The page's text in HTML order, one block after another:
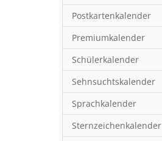
Postkartenkalender
Premiumkalender
Schülerkalender
Sehnsuchtskalender
Sprachkalender
Sternzeichenkalender